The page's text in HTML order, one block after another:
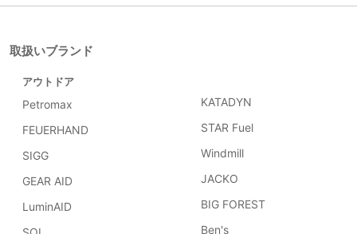
取扱いブランド
アウトドア
Petromax
FEUERHAND
SIGG
GEAR AID
LuminAID
KATADYN
STAR Fuel
Windmill
JACKO
BIG FOREST
Ben's